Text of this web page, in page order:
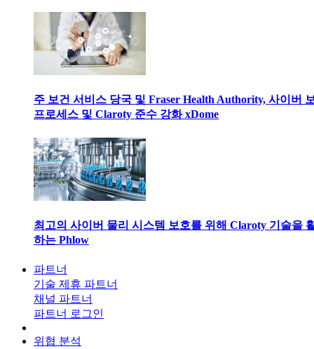
주 보건 서비스 당국 및 Fraser Health Authority, 사이버
프로세스 및 Claroty 준수 강화 xDome
최고의 사이버 물리 시스템 보호를 위해 Claroty 기술을
하는 Phlow
파트너
기술 제휴 파트너
채널 파트너
파트너 로그인
위협 분석